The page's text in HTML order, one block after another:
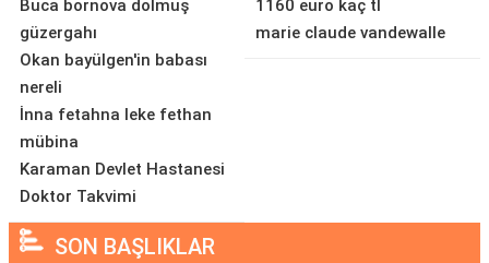
Buca bornova dolmuş
güzergahı
Okan bayülgen'in babası
nereli
İnna fetahna leke fethan
mübina
Karaman Devlet Hastanesi
Doktor Takvimi
1160 euro kaç tl
marie claude vandewalle
SON BAŞLIKLAR